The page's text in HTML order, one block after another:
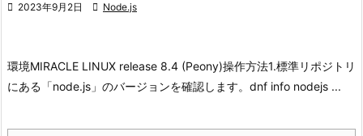
 2023年9月2日  Node.js
環境MIRACLE LINUX release 8.4 (Peony)操作方法1.標準リポジトリ
にある「node.js」のバージョンを確認します。 dnf info nodejs ...